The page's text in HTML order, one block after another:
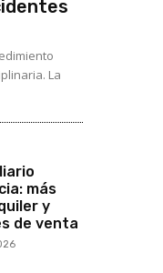
La
más
y
de venta